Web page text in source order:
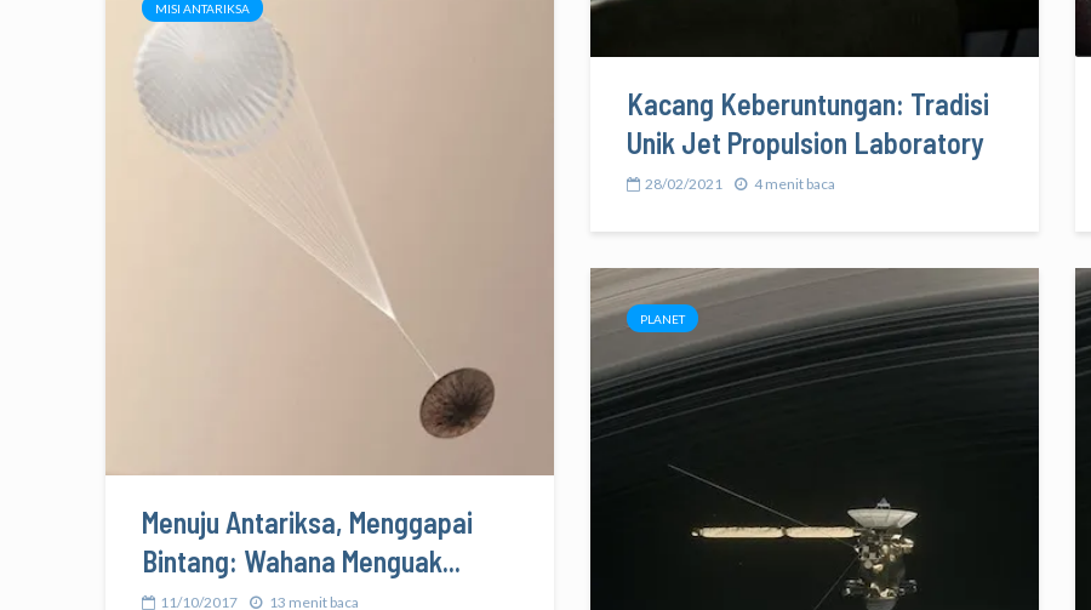
Kacang Keberuntungan: Tradisi
Unik Jet Propulsion Laboratory
28/02/2021 4 menit baca
MISI ANTARIKSA
Menuju Antariksa, Menggapai
Bintang: Wahana Menguak...
11/10/2017 13 menit baca
PLANET